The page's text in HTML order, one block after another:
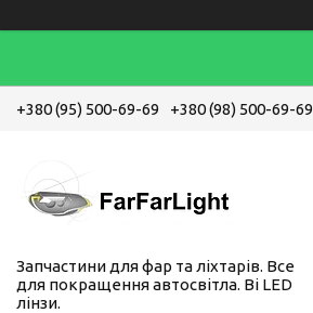
+380 (95) 500-69-69 +380 (98) 500-69-69
Запчастини для фар та ліхтарів. Все
для покращення автосвітла. Bi LED
лінзи.